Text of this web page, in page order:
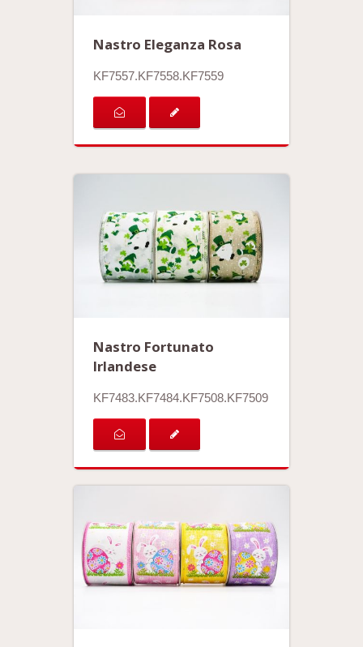
Nastro Eleganza Rosa
KF7557.KF7558.KF7559
Nastro Fortunato
Irlandese
KF7483.KF7484.KF7508.KF7509